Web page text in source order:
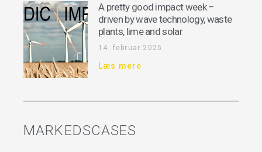
A pretty good impact week –
driven by wave technology, waste
plants, lime and solar
14. februar 2025
Læs mere
MARKEDSCASES